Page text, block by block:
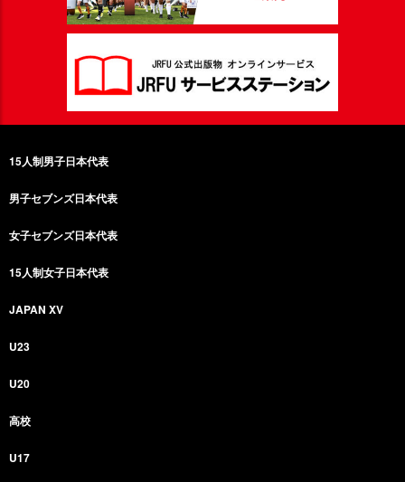
15人制男子日本代表
男子セブンズ日本代表
女子セブンズ日本代表
15人制女子日本代表
JAPAN XV
U23
U20
高校
U17